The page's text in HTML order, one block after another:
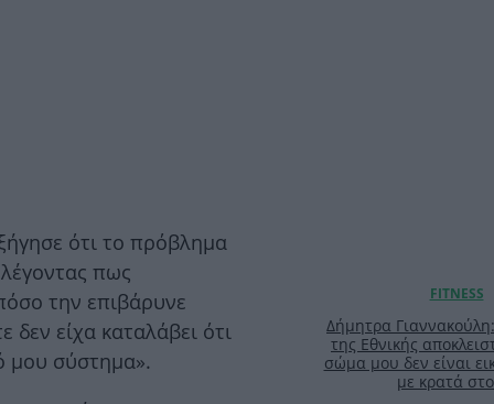
ότι το πρόβλημα
πως
την επιβάρυνε
είχα καταλάβει ότι
μου σύστημα».
Δήμητρα
της Εθνικής
σώμα μου δεν είναι
με κρατά